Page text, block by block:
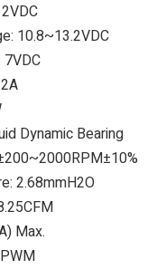
10.8~13.2VDC
Dynamic Bearing
2.68mmH2O
Max.